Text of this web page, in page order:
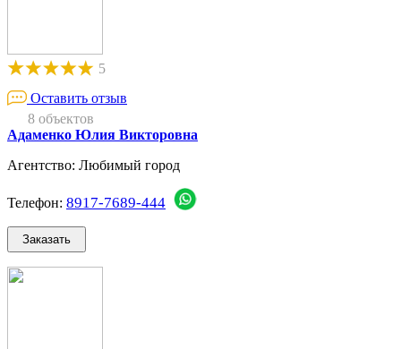
5
Оставить отзыв
8 объектов
Адаменко Юлия Викторовна
Агентство: Любимый город
Телефон: 8917-7689-444